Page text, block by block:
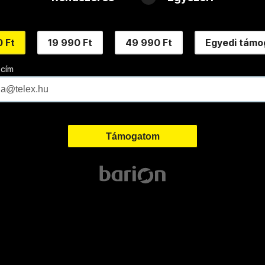
Ft 19 990 Ft 49 990 Ft Egyedi